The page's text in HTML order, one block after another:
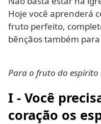
Hoje você aprenderá
fruto perfeito,
bênçãos também
Para o fruto do espírito
I - Você
coração os